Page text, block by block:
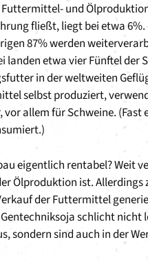
und
fließt, liegt bei etwa
87% werden
landen etwa vier Fünftel
in der weltweiten
selbst produziert,
allem für Schweine.
eigentlich rentabel? Weit
Ölproduktion ist. Allerdings
der Futtermittel
schlicht
sondern sind auch in der